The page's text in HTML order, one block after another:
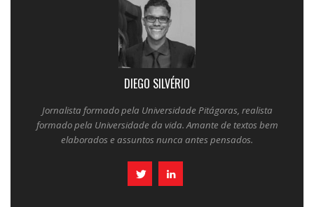
DIEGO SILVÉRIO
Jornalista formado pela Universidade Pitágoras, realista
formado pela Universidade da vida. Amante de textos bem
elaborados e assuntos nunca antes pensados.